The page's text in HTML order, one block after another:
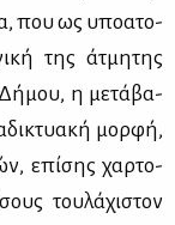
που ως υπο­α­το­
της άτμη­της
Δή­μου, η με­τά­βα­
μορ­φή,
επί­σης χαρ­το­
του­λά­χι­στον